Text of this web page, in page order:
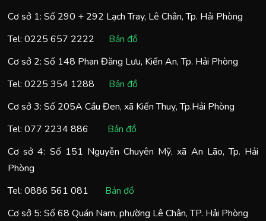
Cơ sở 1: Số 290 + 292 Lạch Tray, Lê Chân, Tp. Hải Phòng
Tel: 0225 657 2222
Bản đồ
Cơ sở 2: Số 148 Phan Đăng Lưu, Kiến An, Tp. Hải Phòng
Tel: 0225 354 1288
Bản đồ
Cơ sở 3: Số 205A Cầu Đen, xã Kiến Thuỵ, Tp.Hải Phòng
Tel: 077 2234 886
Bản đồ
Cơ sở 4: Số 151 Nguyễn Chuyên Mỹ, xã An Lão, Tp. Hải
Phòng
Tel: 0886 561 081
Bản đồ
Cơ sở 5: Số 68 Quán Nam, phường Lê Chân, TP. Hải Phòng